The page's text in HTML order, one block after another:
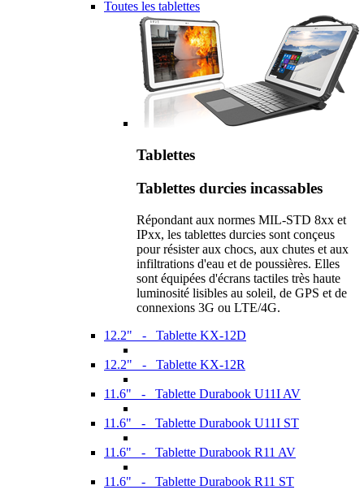
Toutes les tablettes
Tablettes
Tablettes durcies incassables
Répondant aux normes MIL-STD 8xx et
IPxx, les tablettes durcies sont conçeus
pour résister aux chocs, aux chutes et aux
infiltrations d'eau et de poussières. Elles
sont équipées d'écrans tactiles très haute
luminosité lisibles au soleil, de GPS et de
connexions 3G ou LTE/4G.
12.2" - Tablette KX-12D
12.2" - Tablette KX-12R
11.6" - Tablette Durabook U11I AV
11.6" - Tablette Durabook U11I ST
11.6" - Tablette Durabook R11 AV
11.6" - Tablette Durabook R11 ST